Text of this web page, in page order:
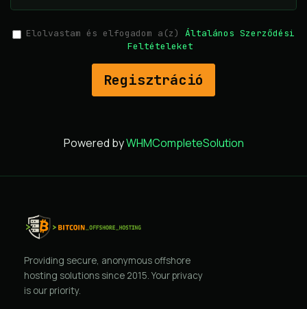
Elolvastam és elfogadom a(z) Általános Szerződési
Feltételeket
Powered byWHMCompleteSolution
Providing secure, anonymous offshore
hosting solutions since 2015. Your privacy
is our priority.